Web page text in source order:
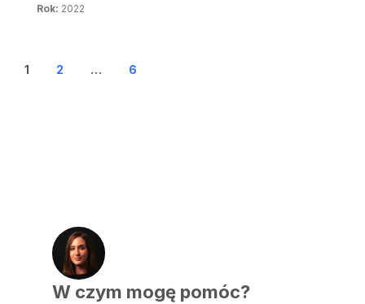
Rok: 2022
Stronicowanie wpisów
STRONA
1 2 … 6
W czym mogę pomóc?